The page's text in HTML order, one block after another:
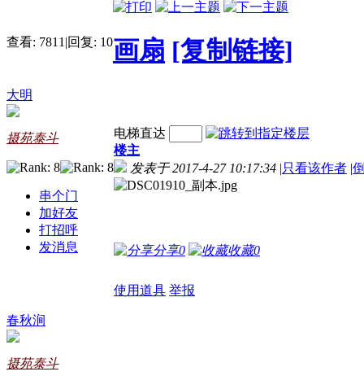
查看: 7811 |回复: 10画扇 [复制链接]
大明
摄苑泰斗
串个门
加好友
打招呼
发消息
电梯直达
楼主
发表于 2017-4-27 10:17:34 |只看该作者 |
分享0 收藏0
使用道具 举报
春秋涧
摄苑泰斗